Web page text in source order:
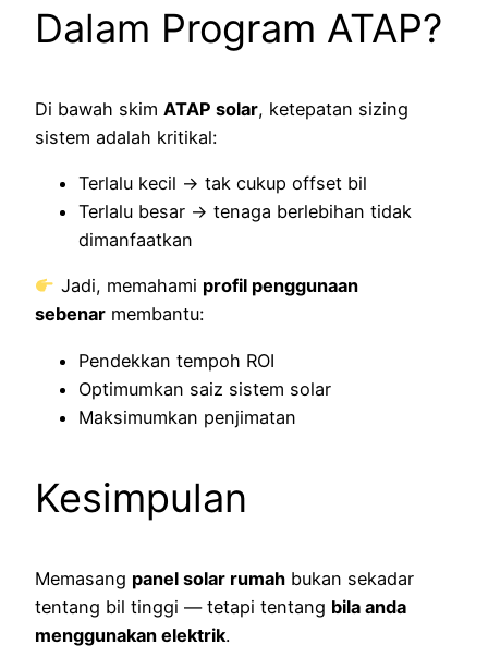
Dalam Program ATAP?
Di bawah skim ATAP solar, ketepatan sizing
sistem adalah kritikal:
Terlalu kecil → tak cukup offset bil
Terlalu besar → tenaga berlebihan tidak
dimanfaatkan
Jadi, memahami profil penggunaan
sebenar membantu:
Pendekkan tempoh ROI
Optimumkan saiz sistem solar
Maksimumkan penjimatan
Kesimpulan
Memasang panel solar rumah bukan sekadar
tentang bil tinggi — tetapi tentang bila anda
menggunakan elektrik.